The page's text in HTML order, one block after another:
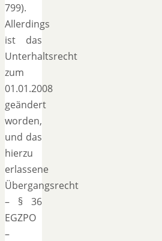
799).
Allerdings
ist das
Unterhaltsrecht
zum
01.01.2008
geändert
worden,
und das
hierzu
erlassene
Übergangsrecht
– § 36
EGZPO
–